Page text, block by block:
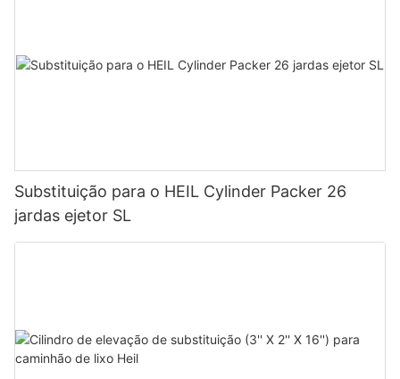
Substituição para o HEIL Cylinder Packer 26
jardas ejetor SL